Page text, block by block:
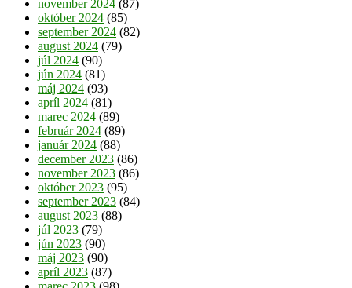
november 2024 (87)
október 2024 (85)
september 2024 (82)
august 2024 (79)
júl 2024 (90)
jún 2024 (81)
máj 2024 (93)
apríl 2024 (81)
marec 2024 (89)
február 2024 (89)
január 2024 (88)
december 2023 (86)
november 2023 (86)
október 2023 (95)
september 2023 (84)
august 2023 (88)
júl 2023 (79)
jún 2023 (90)
máj 2023 (90)
apríl 2023 (87)